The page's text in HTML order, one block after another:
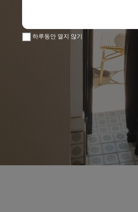
하루동안 열지 않기